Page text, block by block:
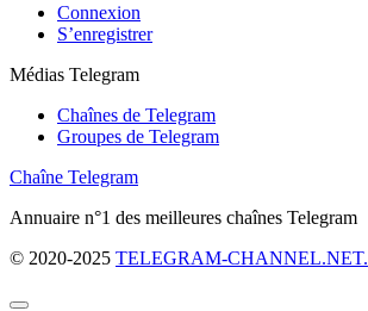
Connexion
S’enregistrer
Médias Telegram
Chaînes de Telegram
Groupes de Telegram
Chaîne Telegram
Annuaire n°1 des meilleures chaînes Telegram
© 2020-2025 TELEGRAM-CHANNEL.NET.